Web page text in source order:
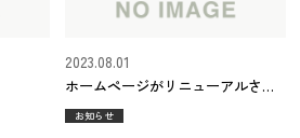
ホームページがリニューアルされ
ました！
2023.08.01
お知らせ